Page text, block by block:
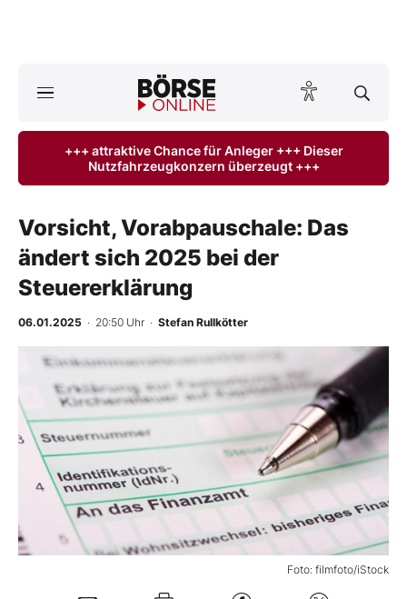
ktuelle Ausgabe BÖRSE ONLINE lesen
Anlageprodukte
Finanz-Check
BO-Musterdepots
Experten
Mein B:O
Mein Konto
+++ attraktive Chance für Anleger +++ Dieser
Nutzfahrzeugkonzern überzeugt +++
Vorsicht, Vorabpauschale: Das
ändert sich 2025 bei der
Steuererklärung
06.01.2025 · 20:50 Uhr · Stefan Rullkötter
Foto: filmfoto/iStock